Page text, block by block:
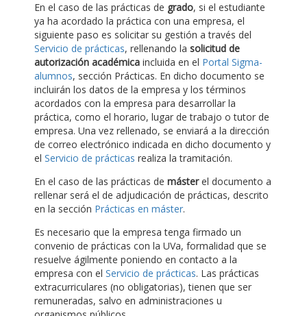
En el caso de las prácticas de grado, si el estudiante
ya ha acordado la práctica con una empresa, el
siguiente paso es solicitar su gestión a través del
Servicio de prácticas, rellenando la solicitud de
autorización académica incluida en el Portal Sigma-
alumnos, sección Prácticas. En dicho documento se
incluirán los datos de la empresa y los términos
acordados con la empresa para desarrollar la
práctica, como el horario, lugar de trabajo o tutor de
empresa. Una vez rellenado, se enviará a la dirección
de correo electrónico indicada en dicho documento y
el Servicio de prácticas realiza la tramitación.
En el caso de las prácticas de másterel documento a
rellenar será el de adjudicación de prácticas, descrito
en la sección Prácticas en máster.
Es necesario que la empresa tenga firmado un
convenio de prácticas con la UVa, formalidad que se
resuelve ágilmente poniendo en contacto a la
empresa con el Servicio de prácticas. Las prácticas
extracurriculares (no obligatorias), tienen que ser
remuneradas, salvo en administraciones u